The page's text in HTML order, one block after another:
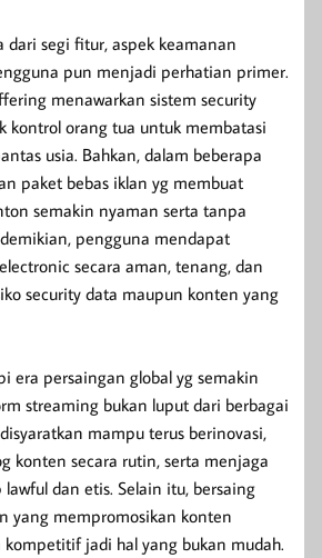
dari segi fitur, aspek keamanan
pun menjadi perhatian primer.
menawarkan sistem security
kontrol orang tua untuk membatasi
usia. Bahkan, dalam beberapa
paket bebas iklan yg membuat
semakin nyaman serta tanpa
pengguna mendapat
secara aman, tenang, dan
security data maupun konten yang
era persaingan global yg semakin
streaming bukan luput dari berbagai
mampu terus berinovasi,
konten secara rutin, serta menjaga
dan etis. Selain itu, bersaing
yang mempromosikan konten
kompetitif jadi hal yang bukan mudah.